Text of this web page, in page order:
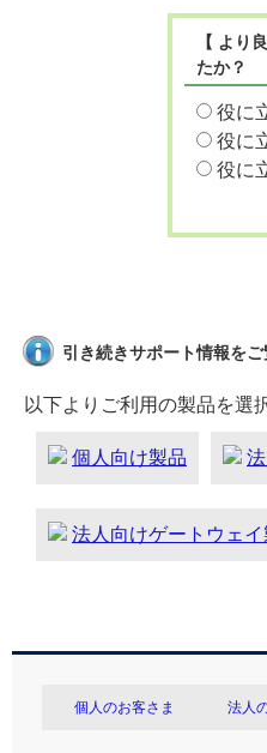
【 より
たか？
役に
役に
役に
引き続きサポート情報を
以下よりご利用の製品を選
個人向け製品
法人向けゲートウェイ
個人のお客さま 法人